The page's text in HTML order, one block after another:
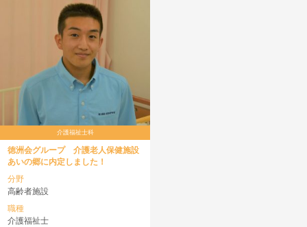
介護福祉士科
徳洲会グループ 介護老人保健施設
あいの郷に内定しました！
分野
高齢者施設
職種
介護福祉士